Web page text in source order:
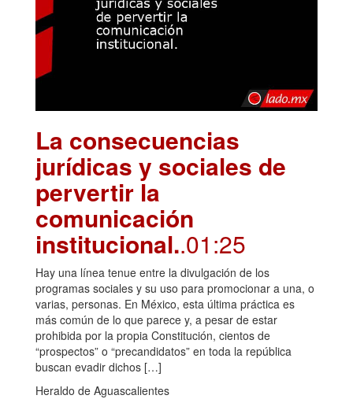
La consecuencias
jurídicas y sociales de
pervertir la
comunicación
institucional..01:25
Hay una línea tenue entre la divulgación de los
programas sociales y su uso para promocionar a una, o
varias, personas. En México, esta última práctica es
más común de lo que parece y, a pesar de estar
prohibida por la propia Constitución, cientos de
“prospectos” o “precandidatos” en toda la república
buscan evadir dichos […]
Heraldo de Aguascalientes